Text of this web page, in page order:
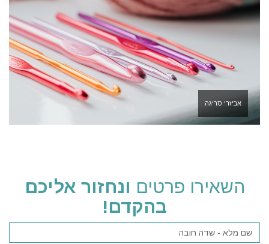
אביזרי סריגה
השאירו פרטים ונחזור אליכם
בהקדם!